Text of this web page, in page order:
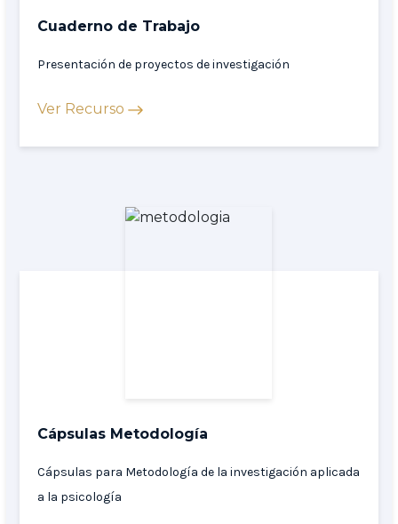
Cuaderno de Trabajo
Presentación de proyectos de investigación
Ver Recurso
Cápsulas Metodología
Cápsulas para Metodología de la investigación aplicada
a la psicología